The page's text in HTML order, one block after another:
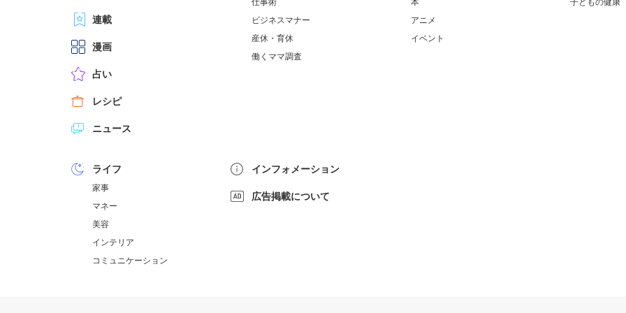
連載
漫画
占い
レシピ
ニュース
仕事術
ビジネスマナー
産休・育休
働くママ調査
本
アニメ
イベント
子どもの健康
ライフ
家事
マネー
美容
インテリア
コミュニケーション
インフォメーション
広告掲載について